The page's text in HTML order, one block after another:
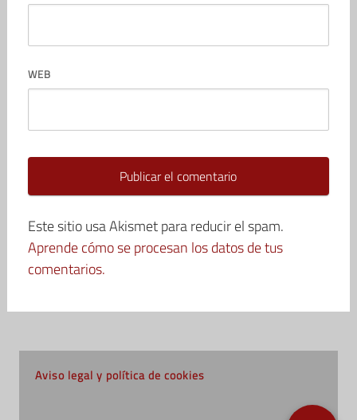
WEB
Este sitio usa Akismet para reducir el spam.
Aprende cómo se procesan los datos de tus
comentarios.
Aviso legal y política de cookies